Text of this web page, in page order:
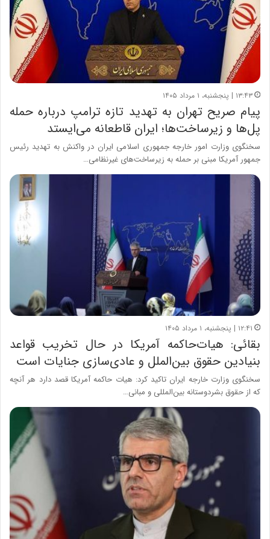
۱۳:۴۳ | پنجشنبه، ۱ مرداد ۱۴۰۵
پیام صریح تهران به تهدید تازه ترامپ درباره حمله
پل‌ها و زیرساخت‌ها؛ ایران قاطعانه می‌ایستد
سخنگوی وزارت امور خارجه جمهوری اسلامی ایران در واکنش به تهدید رئیس
جمهور آمریکا مبنی بر حمله به زیرساخت‌های غیرنظامی…
۱۲:۴۱ | پنجشنبه، ۱ مرداد ۱۴۰۵
بقائی: هیات‌حاکمه آمریکا در حال تخریب قواعد
بنیادین حقوق بین‌الملل و عادی‌سازی جنایات است
سخنگوی وزارت خارجه ایران تاکید کرد: هیات حاکمه آمریکا قصد دارد هر آنچه
که از حقوق بشردوستانه بین‌المللی و مبانی…